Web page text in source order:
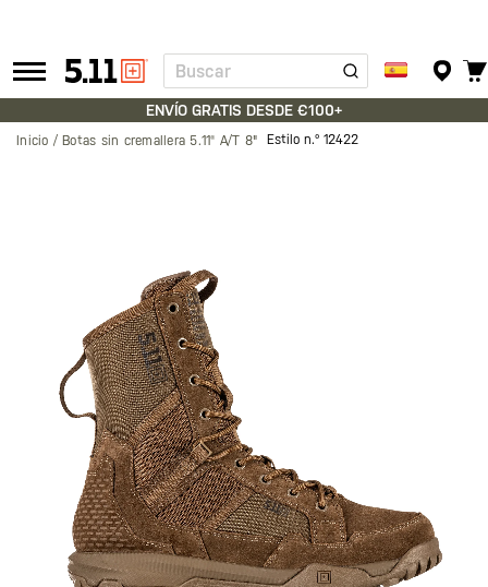
Tactical
Gear
Buscar
ENVÍO GRATIS DESDE €100+
Inicio Botas sin cremallera 5.11® A/T 8" Estilo n.º 12422
imágenes